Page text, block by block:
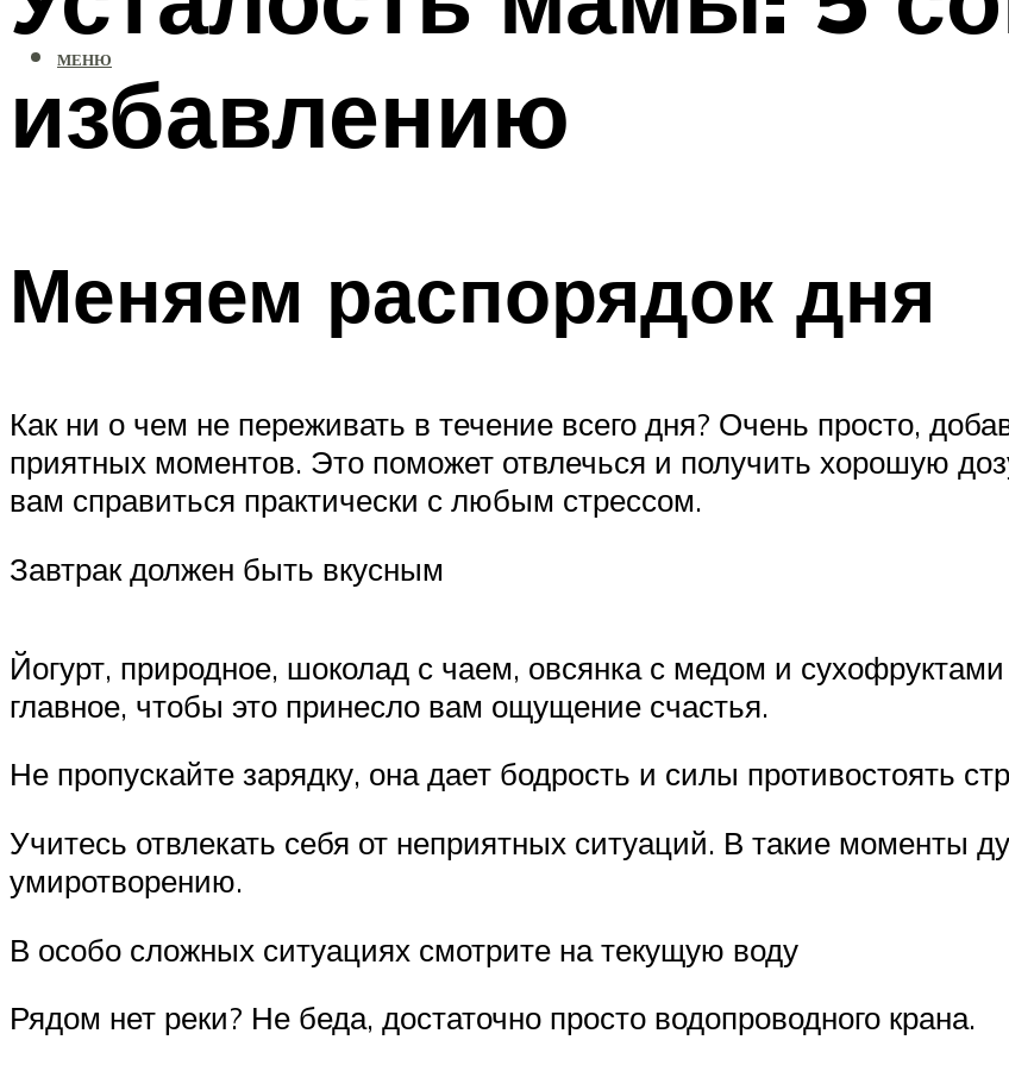
МЕНЮ
избавлению
Меняем распорядок дня
Как ни о чем не переживать в течение всего дня? Очень просто,
приятных моментов. Это поможет отвлечься и получить хорошую
вам справиться практически с любым стрессом.
Завтрак должен быть вкусным
Йогурт, природное, шоколад с чаем, овсянка с медом и
главное, чтобы это принесло вам ощущение счастья.
Не пропускайте зарядку, она дает бодрость и силы противостоять
Учитесь отвлекать себя от неприятных ситуаций. В такие моменты
умиротворению.
В особо сложных ситуациях смотрите на текущую воду
Рядом нет реки? Не беда, достаточно просто водопроводного крана.